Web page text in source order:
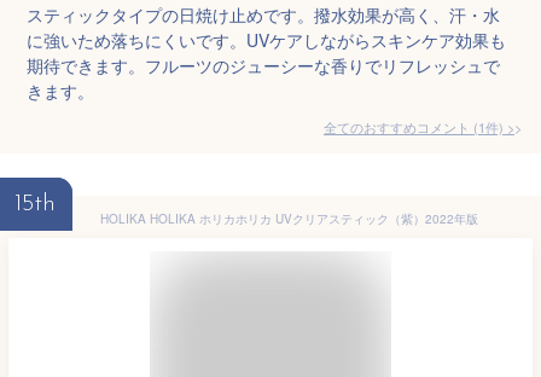
スティックタイプの日焼け止めです。撥水効果が高く、汗・水
に強いため落ちにくいです。UVケアしながらスキンケア効果も
期待できます。フルーツのジューシーな香りでリフレッシュで
きます。
全てのおすすめコメント (1件) >
15th
HOLIKA HOLIKA ホリカホリカ UVクリアスティック（紫）2022年版